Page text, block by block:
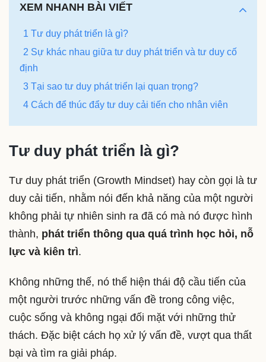
XEM NHANH BÀI VIẾT
1 Tư duy phát triển là gì?
2 Sự khác nhau giữa tư duy phát triển và tư duy cố
định
3 Tại sao tư duy phát triển lại quan trọng?
4 Cách để thúc đẩy tư duy cải tiến cho nhân viên
Tư duy phát triển là gì?
Tư duy phát triển (Growth Mindset) hay còn gọi là tư
duy cải tiến, nhằm nói đến khả năng của một người
không phải tự nhiên sinh ra đã có mà nó được hình
thành, phát triển thông qua quá trình học hỏi, nỗ
lực và kiên trì.
Không những thế, nó thể hiện thái độ cầu tiến của
một người trước những vấn đề trong công việc,
cuộc sống và không ngại đối mặt với những thử
thách. Đặc biệt cách họ xử lý vấn đề, vượt qua thất
bại và tìm ra giải pháp.